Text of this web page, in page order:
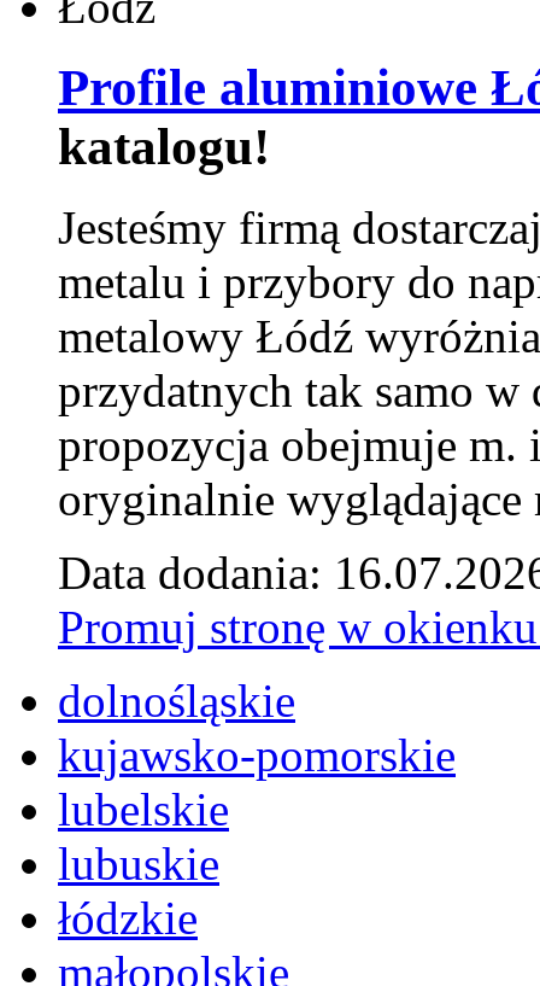
Profile aluminiowe
katalogu!
Jesteśmy firmą
metalu i przybory do
metalowy Łódź
przydatnych tak samo w
propozycja obejmuje m.
oryginalnie wyglądające
Data dodania:
Promuj stronę w
dolnośląskie
kujawsko-pomorskie
lubelskie
lubuskie
łódzkie
małopolskie